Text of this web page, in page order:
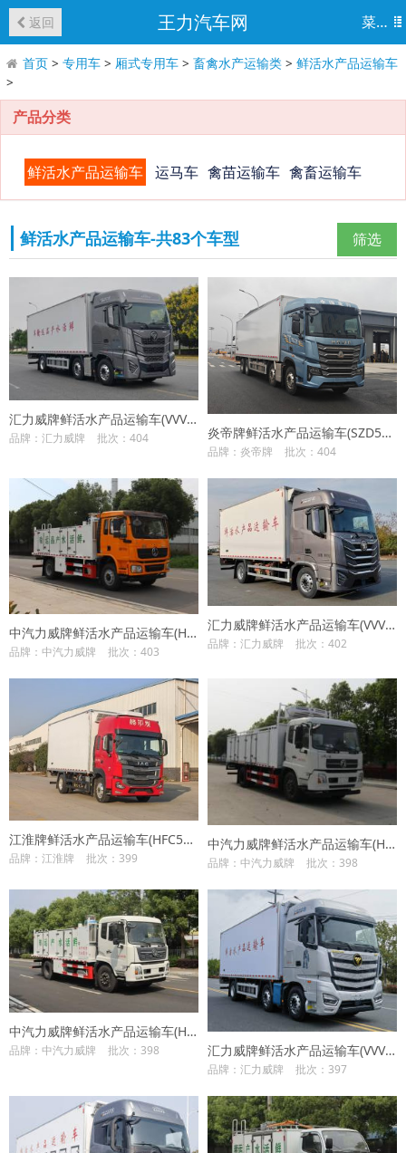
返回 王力汽车网 菜单
首页> 专用车> 厢式专用车> 畜禽水产运输类> 鲜活水产品运输车
>
产品分类
鲜活水产品运输车 运马车 禽苗运输车 禽畜运输车
鲜活水产品运输车-共83个车型 筛选
汇力威牌鲜活水产品运输车(VVV5260TSCBJ6)
品牌：汇力威牌 批次：404 炎帝牌鲜活水产品运输车(SZD5327TSC6ZZ)
品牌：炎帝牌 批次：404
中汽力威牌鲜活水产品运输车(HLW5180TSC6SX)
品牌：中汽力威牌 批次：403
汇力威牌鲜活水产品运输车(VVV5180TSCBJ6)
品牌：汇力威牌 批次：402
江淮牌鲜活水产品运输车(HFC5181TSCP2K4A45S)
品牌：江淮牌 批次：399
中汽力威牌鲜活水产品运输车(HLW5180TSC6DF)
品牌：中汽力威牌 批次：398
中汽力威牌鲜活水产品运输车(HLW5181TSC6DF)
品牌：中汽力威牌 批次：398 汇力威牌鲜活水产品运输车(VVV5250TSCBJ6)
品牌：汇力威牌 批次：397